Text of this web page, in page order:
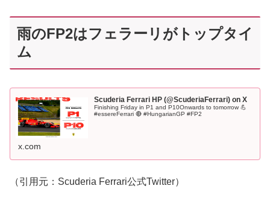
雨のFP2はフェラーリがトップタイ
ム
Scuderia Ferrari HP (@ScuderiaFerrari) on X
Finishing Friday in P1 and P10Onwards to tomorrow 💪
#essereFerrari 🔴 #HungarianGP #FP2
x.com
（引用元：Scuderia Ferrari公式Twitter）